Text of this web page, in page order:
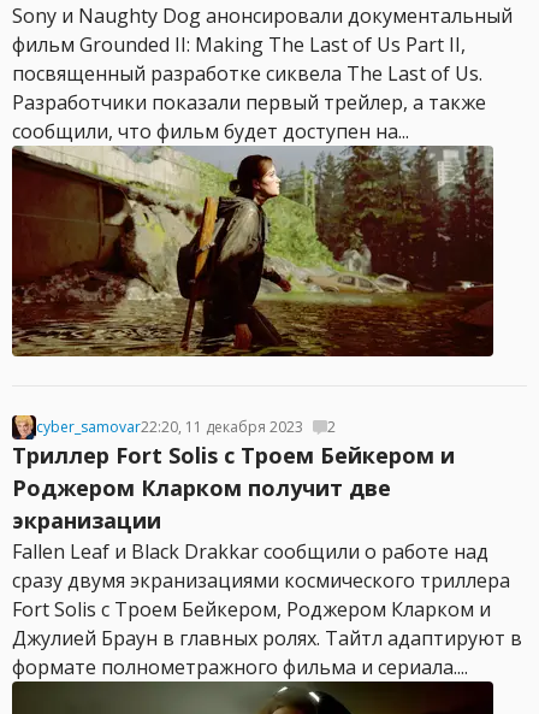
Sony и Naughty Dog анонсировали документальный
фильм Grounded II: Making The Last of Us Part II,
посвященный разработке сиквела The Last of Us.
Разработчики показали первый трейлер, а также
сообщили, что фильм будет доступен на...
cyber_samovar22:20, 11 декабря 2023 2
Триллер Fort Solis c Троем Бейкером и
Роджером Кларком получит две
экранизации
Fallen Leaf и Black Drakkar сообщили о работе над
сразу двумя экранизациями космического триллера
Fort Solis c Троем Бейкером, Роджером Кларком и
Джулией Браун в главных ролях. Тайтл адаптируют в
формате полнометражного фильма и сериала....